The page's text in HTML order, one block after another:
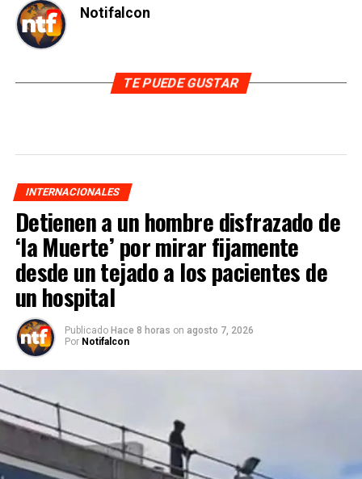
Notifalcon
TE PUEDE GUSTAR
INTERNACIONALES
Detienen a un hombre disfrazado de
‘la Muerte’ por mirar fijamente
desde un tejado a los pacientes de
un hospital
Publicado Hace 8 horas on agosto 7, 2026
Por Notifalcon